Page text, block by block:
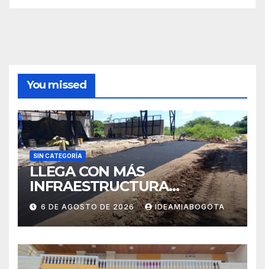
You missed
SIN CATEGORÍA
LLEGA CON MÁS
INFRAESTRUCTURA
EDUCATIVA A MAJAGUAL
SUCRE
6 DE AGOSTO DE 2026 IDEAMIABOGOTA